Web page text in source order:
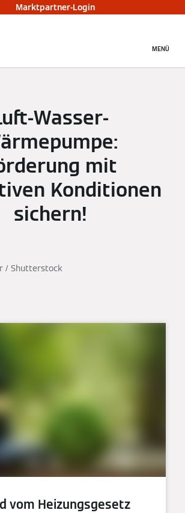
Marktpartner-Login
MENÜ
Wasser-
mit
Konditionen
sichern!
/ Shutterstock
vom Heizungsgesetz